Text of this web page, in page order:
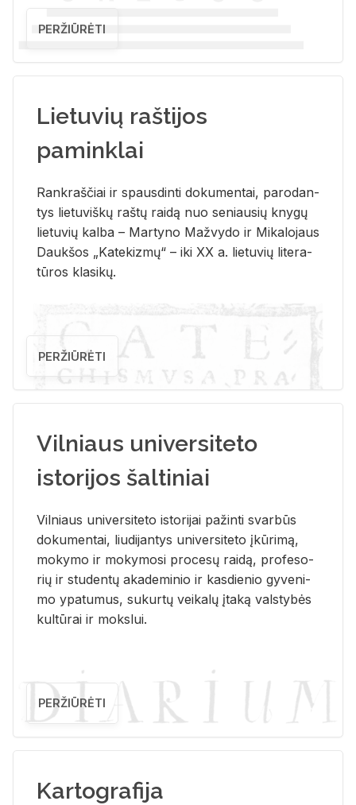
PERŽIŪRĖTI
Lietuvių raštijos
paminklai
Rank­raš­čiai ir spaus­din­ti do­ku­men­tai, pa­ro­dan­
tys lie­tu­viš­kų raš­tų rai­dą nuo se­niau­sių kny­gų
lie­tu­vių kal­ba – Mar­ty­no Ma­žvy­do ir Mi­ka­lo­jaus
Dauk­šos „Ka­te­kiz­mų“ – iki XX a. lie­tu­vių li­te­ra­
tū­ros kla­si­kų.
PERŽIŪRĖTI
Vilniaus universiteto
istorijos šaltiniai
Vil­niaus uni­ver­si­te­to is­to­ri­jai pa­žin­ti svar­būs
do­ku­men­tai, liu­di­jan­tys uni­ver­si­te­to įkū­ri­mą,
mo­ky­mo ir mo­ky­mo­si pro­ce­sų rai­dą, pro­fe­so­
rių ir stu­den­tų aka­de­mi­nio ir kas­die­nio gy­ve­ni­
mo ypa­tu­mus, su­kur­tų vei­ka­lų įta­ką vals­ty­bės
kul­tū­rai ir moks­lui.
PERŽIŪRĖTI
Kartografija